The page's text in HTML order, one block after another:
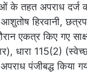
के तहत अपराध दर्ज
हिरवानी,
एकत्र किए गए
धारा 115(2)
पंजीबद्ध किया